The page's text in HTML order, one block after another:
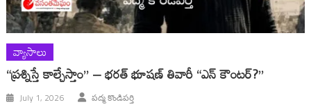
వ్యాసాలు
“ప్రశ్నిస్తే కాల్చేస్తాం” – భరత్ భూషణ్ తివారీ “ఎన్ కౌంటర్?”
July 1, 2026 పద్మ కొండిపర్తి